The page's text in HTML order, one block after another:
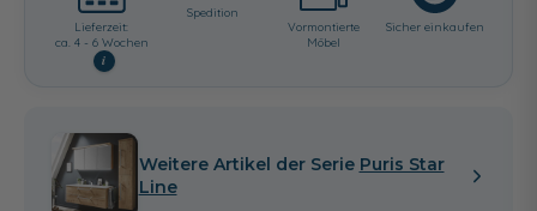
Lieferzeit:
ca. 4 - 6 Wochen
i
Spedition
Vormontierte
Möbel
Sicher einkaufen
Weitere Artikel der Serie Puris Star
Line